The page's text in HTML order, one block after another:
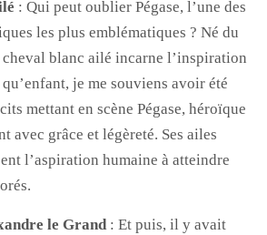
: Qui peut oublier Pégase, l’une des
les plus emblématiques ? Né du
cheval blanc ailé incarne l’inspiration
je me souviens avoir été
mettant en scène Pégase, héroïque
avec grâce et légèreté. Ses ailes
l’aspiration humaine à atteindre
le Grand: Et puis, il y avait